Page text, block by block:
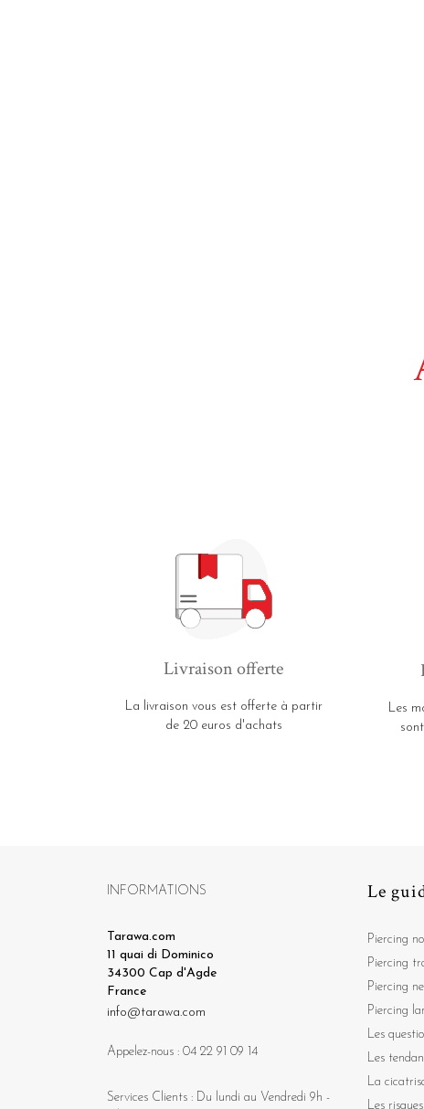
Livraison offerte
La livraison vous est offerte à partir
de 20 euros d'achats
Les
INFORMATIONS
Tarawa.com
11 quai di Dominico
34300 Cap d'Agde
France
info@tarawa.com
Appelez-nous : 04 22 91 09 14
Services Clients : Du lundi au Vendredi 9h -
Le
Piercing
Piercing
Piercing
Piercing
Les
Les
La
Les